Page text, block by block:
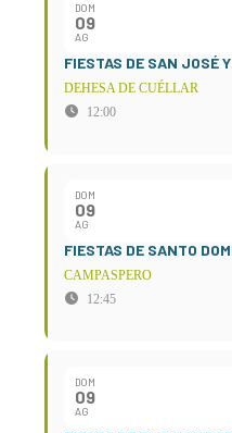
DOM
09
AG
FIESTAS DE SAN JOSÉ
DEHESA DE CUÉLLAR
12:00
DOM
09
AG
FIESTAS DE SANTO
CAMPASPERO
12:45
DOM
09
AG